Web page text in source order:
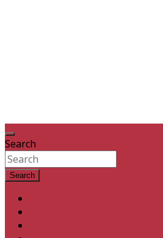
Search
Search